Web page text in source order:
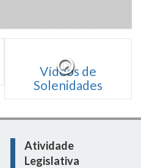
Vídeos de
Solenidades
Atividade
Legislativa